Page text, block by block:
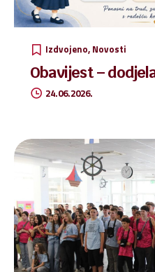
Izdvojeno Novosti
Obavijest –
24.06.2026.